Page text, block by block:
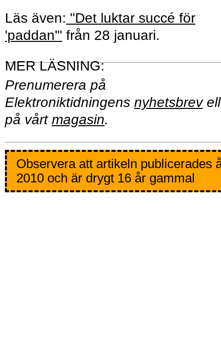
Läs även: "Det luktar succé för
'paddan'" från 28 januari.
Prenumerera på
Elektroniktidningens nyhetsbrev
på vårt magasin.
Observera att artikeln publicerades
2010 och är drygt 16 år gammal